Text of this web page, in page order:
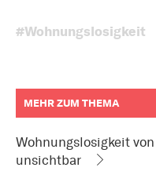
#Wohnungslosigkeit
MEHR ZUM THEMA
zum
Artikel
Wohnungslosigkeit
unsichtbar